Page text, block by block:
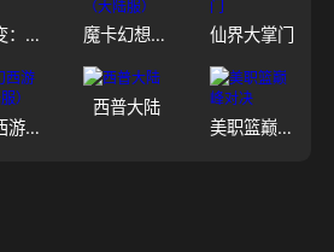
星辰变：归来 魔卡幻想（大陆服） 仙界大掌门
梦幻西游（大陆服）
西普大陆
美职篮巅峰对决